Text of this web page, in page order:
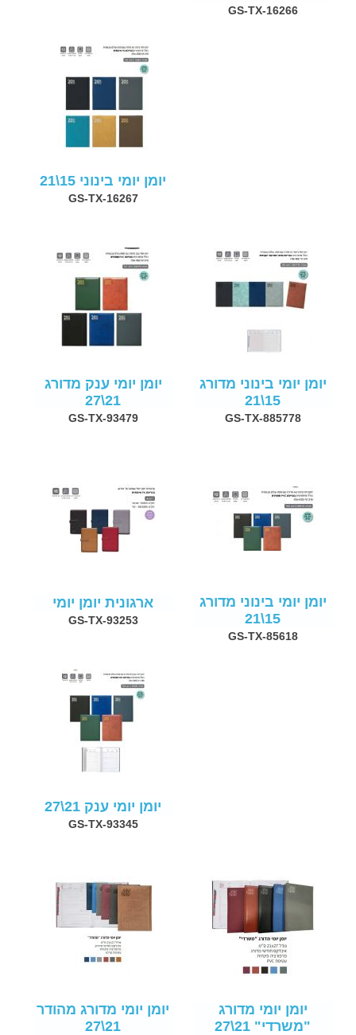
GS-TX-16266
יומן יומי בינוני 15\21
GS-TX-16267
יומן יומי בינוני מדורג
15\21
GS-TX-885778
יומן יומי ענק מדורג
21\27
GS-TX-93479
יומן יומי בינוני מדורג
15\21
GS-TX-85618
ארגונית יומן יומי
GS-TX-93253
יומן יומי ענק 21\27
GS-TX-93345
יומן יומי מדורג
"משרדי" 21\27
יומן יומי מדורג מהודר
21\27